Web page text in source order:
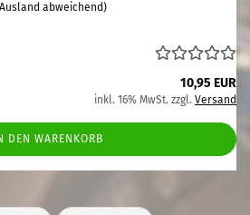
abweichend)
10,95 EUR
inkl. 16% MwSt. zzgl. Versand
DEN WARENKORB